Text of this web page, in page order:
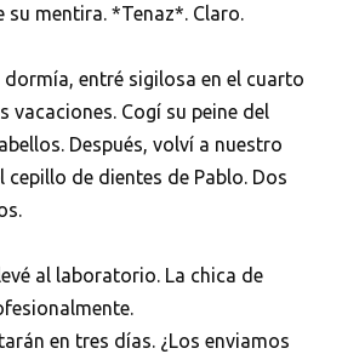
mentira. *Tenaz*. Claro.
dormía, entré sigilosa en el cuarto
vacaciones. Cogí su peine del
Después, volví a nuestro
de dientes de Pablo. Dos
al laboratorio. La chica de
en tres días. ¿Los enviamos